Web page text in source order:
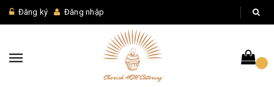
Đăng ký Đăng nhập